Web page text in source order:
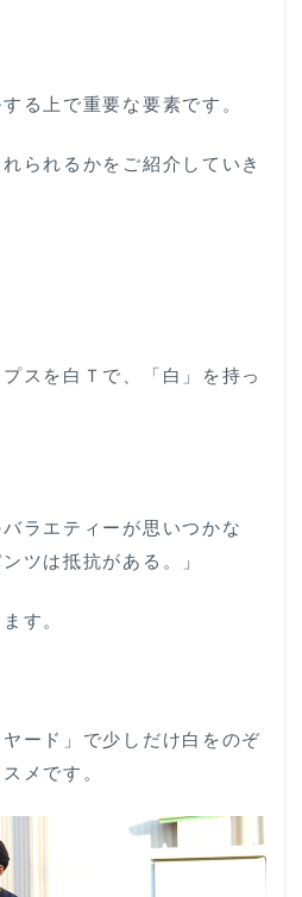
る上で重要な要素です。
られるかをご紹介していき
スを白Ｔで、「白」を持っ
バラエティーが思いつかな
ツは抵抗がある。」
す。
ード」で少しだけ白をのぞ
メです。